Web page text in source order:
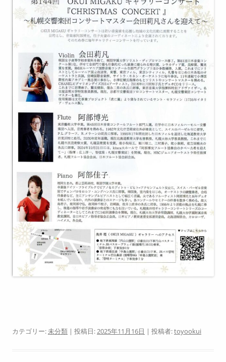
カテゴリー:未分類 | 投稿日:2025年11月16日 | 投稿者:toyookui